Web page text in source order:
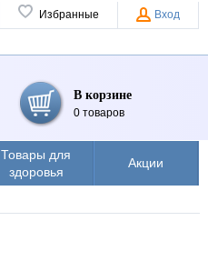
Избранные Вход
В корзине
0 товаров
Товары для
здоровья
Акции